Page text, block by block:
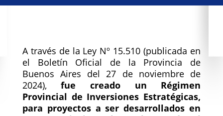
A través de la Ley Nº 15.510 (publicada en
el Boletín Oficial de la Provincia de
Buenos Aires del 27 de noviembre de
2024),fue creado un Régimen
Provincial de Inversiones Estratégicas,
para proyectos a ser desarrollados en